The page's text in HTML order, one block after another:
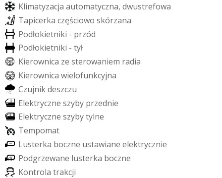
Klimatyzacja automatyczna, dwustrefowa
Tapicerka częściowo skórzana
Podłokietniki - przód
Podłokietniki - tył
Kierownica ze sterowaniem radia
Kierownica wielofunkcyjna
Czujnikdeszczu
Elektryczne szyby przednie
Elektryczne szybytylne
Tempomat
Lusterka boczne ustawiane elektrycznie
Podgrzewane lusterka boczne
Kontrola trakcji